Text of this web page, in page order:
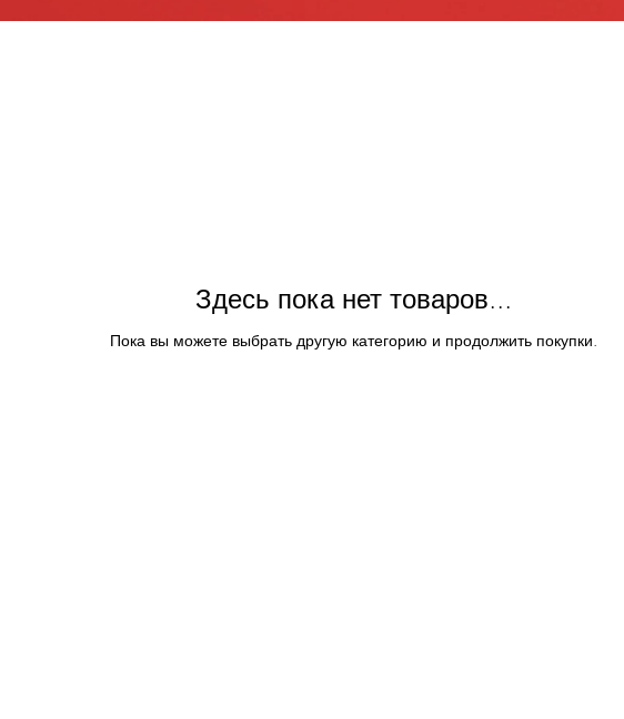
Здесь пока нет товаров...
Пока вы можете выбрать другую категорию и продолжить покупки.